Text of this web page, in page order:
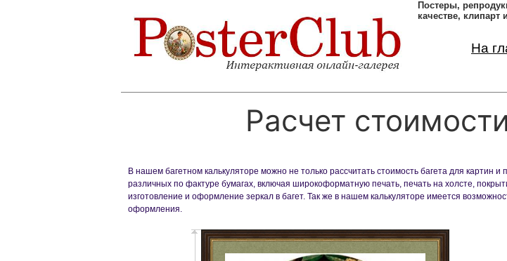
Постеры,
качестве,
На
Расчет
В нашем багетном калькуляторе можно не только рассчитать стоимость багета для
различных по фактуре бумагах, включая широкоформатную печать, печать на холсте,
изготовление и оформление зеркал в багет. Так же в нашем калькуляторе имеется
оформления.